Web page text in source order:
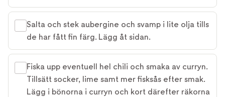
Salta och stek aubergine och svamp i lite olja tills
de har fått fin färg. Lägg åt sidan.
Fiska upp eventuell hel chili och smaka av curryn.
Tillsätt socker, lime samt mer fisksås efter smak.
Lägg i bönorna i curryn och kort därefter räkorna